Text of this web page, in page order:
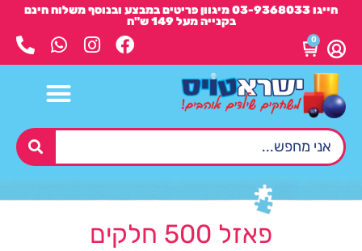
חייגו 03-9368033 מיגוון פריטים במבצע ובנוסף משלוח חינם
בקנייה מעל 149 ש"ח
0
פאזל 500 חלקים